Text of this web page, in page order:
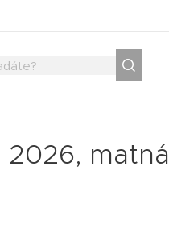
2026, matná